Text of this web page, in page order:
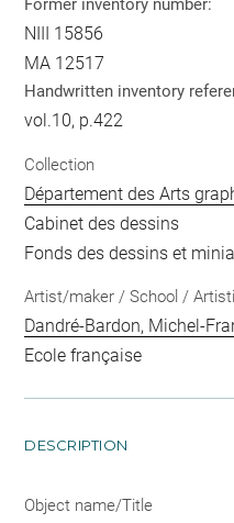
Former inventory number:
NIII 15856
MA 12517
Handwritten inventory
vol.10, p.422
Collection
Département des Arts
Cabinet des dessins
Fonds des dessins et
Artist/maker / School /
Dandré-Bardon, Michel-
Ecole française
DESCRIPTION
Object name/Title